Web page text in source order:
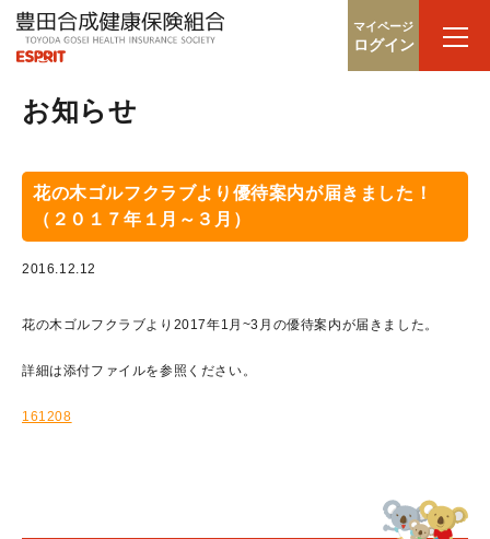
マイページ
ログイン
お知らせ
花の木ゴルフクラブより優待案内が届きました！
（２０１７年１月～３月）
2016.12.12
花の木ゴルフクラブより2017年1月~3月の優待案内が届きました。
詳細は添付ファイルを参照ください。
161208